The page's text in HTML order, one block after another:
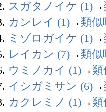
スガタノイケ (1)→
カンレイ (1)→ 類似
ミゾロガイケ (1)→
レイカン (7)→ 類似
ウミノカイ (1)→ 類
イシガミサン (6)→
カクレミノ (1)→ 類